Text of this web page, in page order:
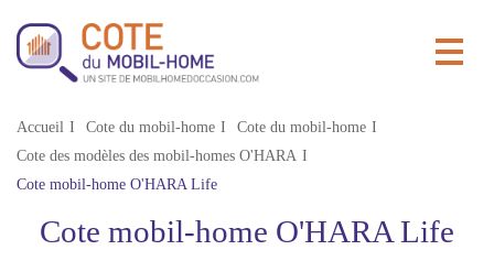
Accueil Cote du mobil-home
Cote du mobil-home
Cote des modèles des mobil-homes O'HARA
Cote mobil-home O'HARA Life
Cote mobil-home O'HARA Life